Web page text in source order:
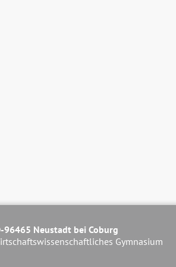
Neustadt bei Coburg
Gymnasium